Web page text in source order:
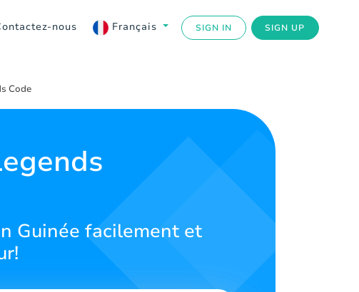
nous Français SIGN IN SIGN UP
Code
Guinée facilement et